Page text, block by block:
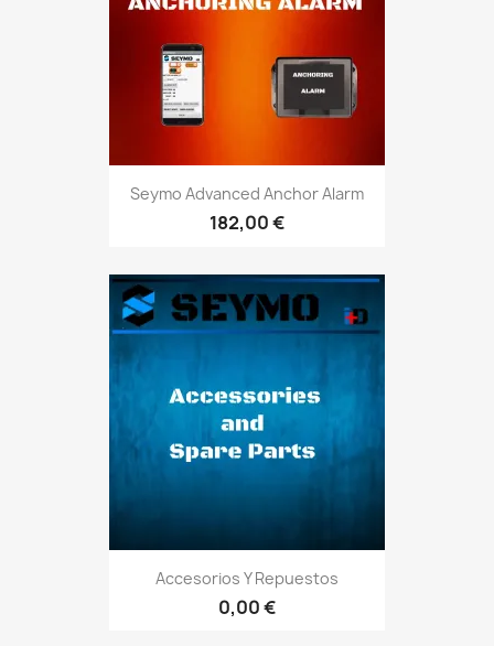
Seymo Advanced Anchor Alarm
182,00 €
Accesorios Y Repuestos
0,00 €